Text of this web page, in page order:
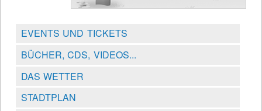
EVENTS UND TICKETS
BÜCHER, CDS, VIDEOS...
DAS WETTER
STADTPLAN